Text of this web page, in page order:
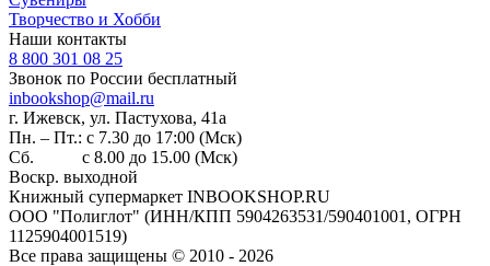
Творчество и Хобби
Наши контакты
8 800 301 08 25
Звонок по России бесплатный
inbookshop@mail.ru
г. Ижевск, ул. ​Пастухова, 41а
Пн. – Пт.: с 7.30 до 17:00 (Мск)
Сб. с 8.00 до 15.00 (Мск)
Воскр. выходной
Книжный супермаркет INBOOKSHOP.RU
ООО "Полиглот" (ИНН/КПП 5904263531/590401001, ОГРН
1125904001519)
Все права защищены © 2010 - 2026